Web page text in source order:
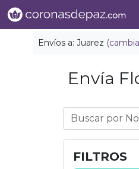
Envíos a: Juarez
Envía
FILTROS